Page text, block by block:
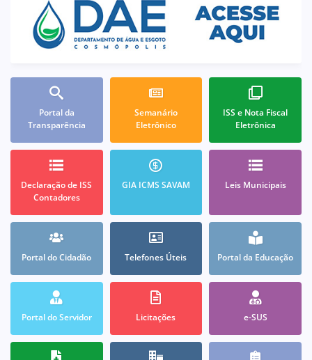
Portal da
Transparência
Semanário
Eletrônico
ISS e Nota Fiscal
Eletrônica
Declaração de ISS
Contadores
GIA ICMS SAVAM Leis Municipais
Portal do Cidadão Telefones Úteis Portal da Educação
Portal do Servidor Licitações e-SUS